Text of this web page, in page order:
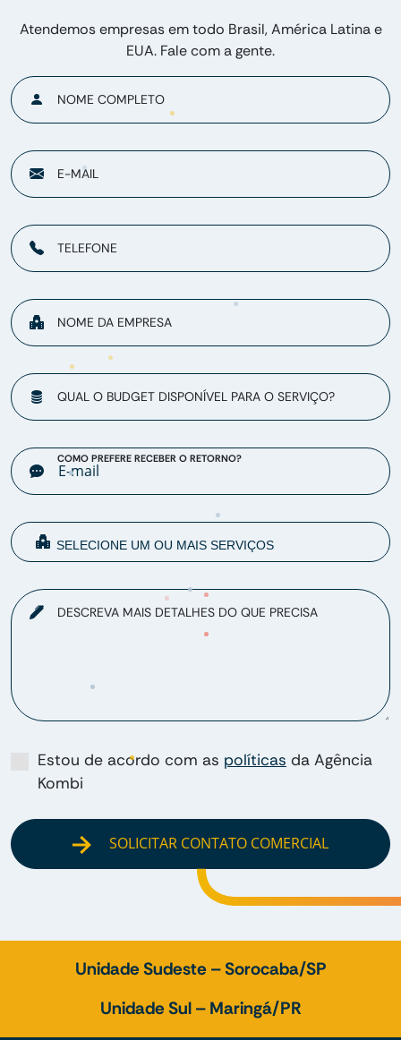
Atendemos empresas em todo Brasil, América Latina e
EUA. Fale com a gente.
NOME COMPLETO
E-MAIL
TELEFONE
NOME DA EMPRESA
QUAL O BUDGET DISPONÍVEL PARA O SERVIÇO?
COMO PREFERE RECEBER O RETORNO?
DESCREVA MAIS DETALHES DO QUE PRECISA
Estou de acordo com as políticas da Agência
Kombi
SOLICITAR CONTATO COMERCIAL
Unidade Sudeste – Sorocaba/SP
Unidade Sul – Maringá/PR